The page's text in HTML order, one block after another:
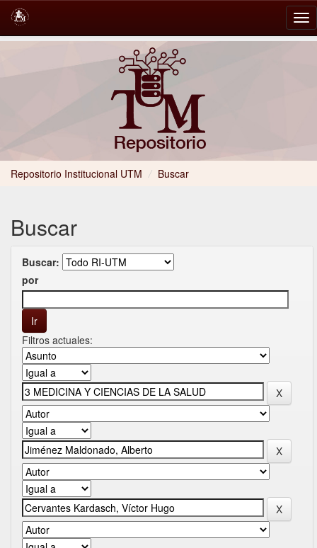
Repositorio Institucional UTM / Buscar
Buscar
Buscar:
por
Filtros actuales: